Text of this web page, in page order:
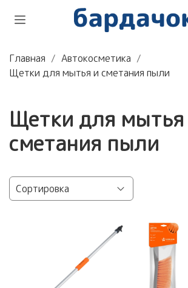
Главная
Автокосметика
Щетки для мытья и сметания пыли
Щетки для мытья
сметания пыли